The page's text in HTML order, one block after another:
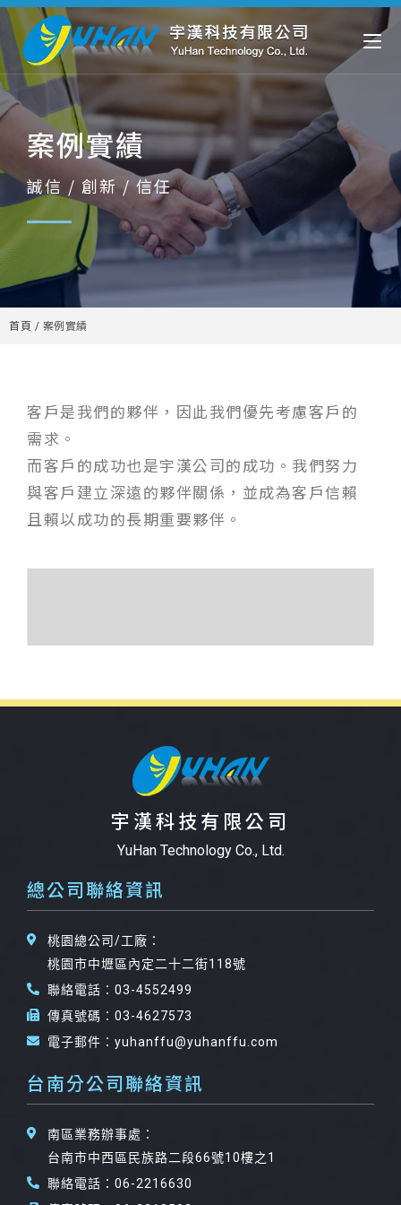
案例實績
誠信 / 創新 / 信任
首頁 / 案例實績
客戶是我們的夥伴，因此我們優先考慮客戶的
需求。
而客戶的成功也是宇漢公司的成功。我們努力
與客戶建立深遠的夥伴關係，並成為客戶信賴
且賴以成功的長期重要夥伴。
宇漢科技有限公司
YuHan Technology Co., Ltd.
總公司聯絡資訊
桃園總公司/工廠：
桃園市中壢區內定二十二街118號
聯絡電話：03-4552499
傳真號碼：03-4627573
電子郵件：yuhanffu@yuhanffu.com
台南分公司聯絡資訊
南區業務辦事處：
台南市中西區民族路二段66號10樓之1
聯絡電話：06-2216630